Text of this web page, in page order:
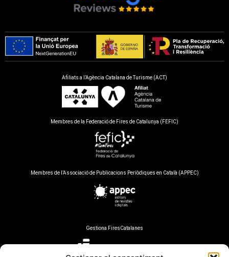
Afiliats a l’Agència Catalana de Turisme (ACT)
Membres de la Federació de Fires de Catalunya (FEFIC)
Membres de l’Associació de Publicacions Periòdiques en Català (APPEC)
Gestiona FiresCatalanes